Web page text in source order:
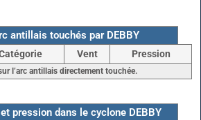
antillais touchés par DEBBY
Vent Pression
l’arc antillais directement touchée.
pression dans le cyclone DEBBY